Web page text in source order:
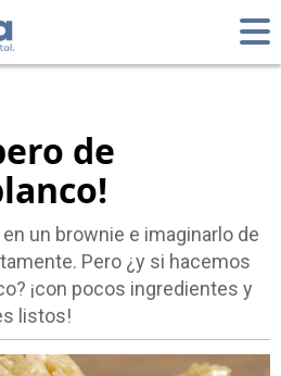
de
un brownie e imaginarlo de
Pero ¿y si hacemos
¡con pocos ingredientes y
listos!